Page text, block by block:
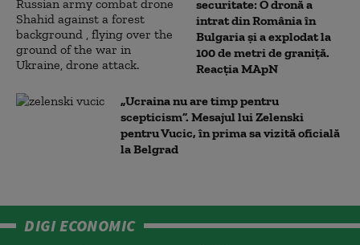
securitate: O dronă a
intrat din România în
Bulgaria şi a explodat la
100 de metri de graniţă.
Reacția MApN
„Ucraina nu are timp pentru
scepticism”. Mesajul lui Zelenski
pentru Vucic, în prima sa vizită oficială
la Belgrad
DIGI ECONOMIC